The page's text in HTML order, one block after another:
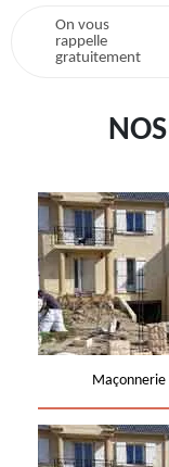
On vous
rappelle
gratuitement
Maçonnerie